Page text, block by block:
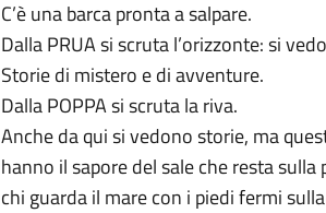
C’è una barca pronta a salpare.
Dalla PRUA si scruta l’orizzonte: si
Storie di mistero e di avventure.
Dalla POPPA si scruta la riva.
Anche da qui si vedono storie, ma
hanno il sapore del sale che resta
chi guarda il mare con i piedi fermi